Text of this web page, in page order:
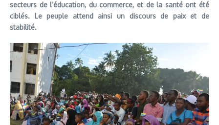
secteurs de l’éducation, du commerce, et de la santé ont été
ciblés. Le peuple attend ainsi un discours de paix et de
stabilité.